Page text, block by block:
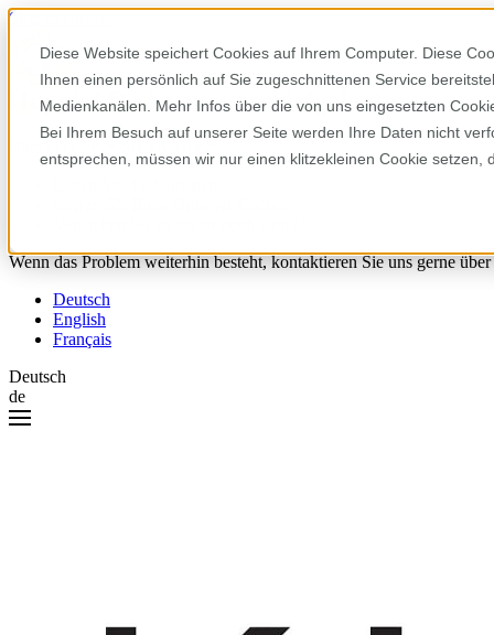
Diese Website speichert Cookies auf Ihrem Computer. Diese
Ihnen einen persönlich auf Sie zugeschnittenen Service
Medienkanälen. Mehr Infos über die von uns eingesetzten
Bei Ihrem Besuch auf unserer Seite werden Ihre Daten nicht
entsprechen, müssen wir nur einen klitzekleinen Cookie setzen,
Skip to content
Hoppla! Da ist etwas schiefgelaufen.
Wenn das Problem weiterhin besteht, kontaktieren Sie uns gerne
Deutsch
English
Français
Deutsch
de